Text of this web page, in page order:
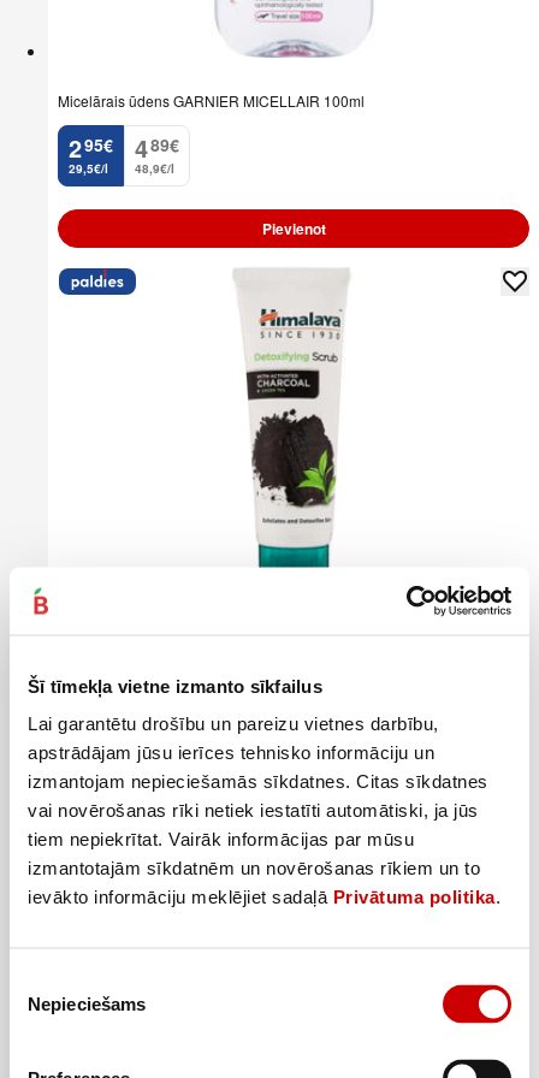
Šī tīmekļa vietne izmanto sīkfailus
Lai garantētu drošību un pareizu vietnes darbību,
apstrādājam jūsu ierīces tehnisko informāciju un
izmantojam nepieciešamās sīkdatnes. Citas sīkdatnes
vai novērošanas rīki netiek iestatīti automātiski, ja jūs
tiem nepiekrītat. Vairāk informācijas par mūsu
izmantotajām sīkdatnēm un novērošanas rīkiem un to
ievākto informāciju meklējiet sadaļā Privātuma politika.
izvēle
Nepieciešams
Micelārais ūdens GARNIER MICELLAIR 100ml
2
. 95€
29,5€/l
4
. 89€
48,9€/l
Pievienot
2
. 29€ 4
. 19 €